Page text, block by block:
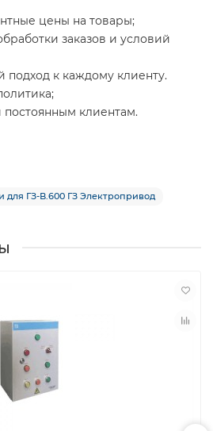
цены на товары;
заказов и условий
к каждому клиенту.
клиентам.
для ГЗ-В.600 ГЗ Электропривод